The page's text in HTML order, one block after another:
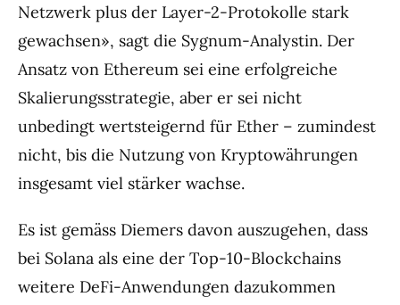
Netzwerk plus der Layer-2-Protokolle stark
gewachsen», sagt die Sygnum-Analystin. Der
Ansatz von Ethereum sei eine erfolgreiche
Skalierungsstrategie, aber er sei nicht
unbedingt wertsteigernd für Ether – zumindest
nicht, bis die Nutzung von Kryptowährungen
insgesamt viel stärker wachse.
Es ist gemäss Diemers davon auszugehen, dass
bei Solana als eine der Top-10-Blockchains
weitere DeFi-Anwendungen dazukommen